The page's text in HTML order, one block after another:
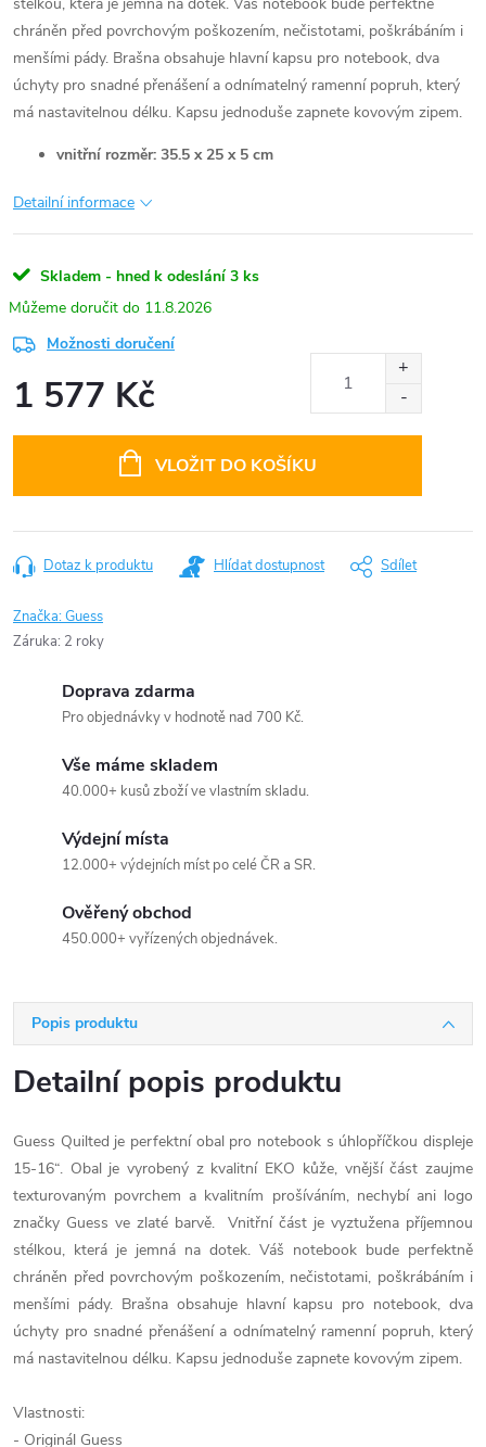
chráněn před povrchovým poškozením, nečistotami, poškrábáním i
menšími pády. Brašna obsahuje hlavní kapsu pro notebook, dva
úchyty pro snadné přenášení a odnímatelný ramenní popruh, který
má nastavitelnou délku. Kapsu jednoduše zapnete kovovým zipem.
vnitřní rozměr: 35.5 x 25 x 5 cm
Detailní informace
Skladem - hned k odeslání 3 ks
11.8.2026
Možnosti doručení
1 577 Kč
VLOŽIT DO KOŠÍKU
Dotaz k produktu Hlídat dostupnost Sdílet
Značka:Guess
Záruka: 2 roky
Doprava zdarma
Pro objednávky v hodnotě nad 700 Kč.
Vše máme skladem
40.000+ kusů zboží ve vlastním skladu.
Výdejní místa
12.000+ výdejních míst po celé ČR a SR.
Ověřený obchod
450.000+ vyřízených objednávek.
Popis produktu
Detailní popis produktu
Guess Quilted je perfektní obal pro notebook s úhlopříčkou displeje
15-16“. Obal je vyrobený z kvalitní EKO kůže, vnější část zaujme
texturovaným povrchem a kvalitním prošíváním, nechybí ani logo
značky Guess ve zlaté barvě. Vnitřní část je vyztužena příjemnou
stélkou, která je jemná na dotek. Váš notebook bude perfektně
chráněn před povrchovým poškozením, nečistotami, poškrábáním i
menšími pády. Brašna obsahuje hlavní kapsu pro notebook, dva
úchyty pro snadné přenášení a odnímatelný ramenní popruh, který
má nastavitelnou délku. Kapsu jednoduše zapnete kovovým zipem.
Vlastnosti:
- Originál Guess